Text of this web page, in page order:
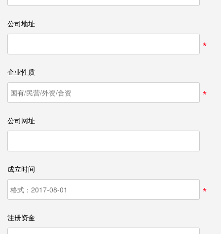
公司地址
*
企业性质
*
公司网址
成立时间
*
注册资金